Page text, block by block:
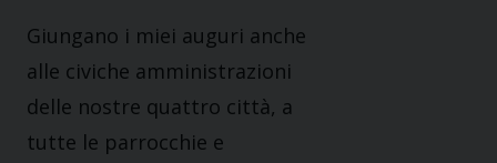
Giungano i miei auguri anche
alle civiche amministrazioni
delle nostre quattro città, a
tutte le parrocchie e